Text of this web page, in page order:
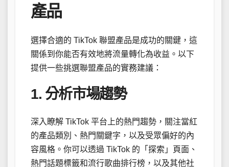
產品
選擇合適的 TikTok 聯盟產品是成功的關鍵，這
關係到你能否有效地將流量轉化為收益。以下
提供一些挑選聯盟產品的實務建議：
1. 分析市場趨勢
深入瞭解 TikTok 平台上的熱門趨勢，關注當紅
的產品類別、熱門關鍵字，以及受眾偏好的內
容風格。你可以透過 TikTok 的「探索」頁面、
熱門話題標籤和流行歌曲排行榜，以及其他社